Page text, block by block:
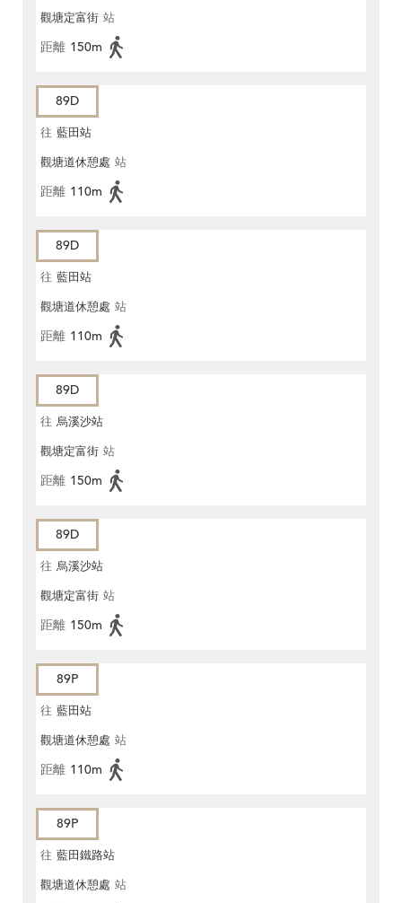
觀塘定富街 站
距離 150m
89D
往 藍田站
觀塘道休憩處 站
距離 110m
89D
往 藍田站
觀塘道休憩處 站
距離 110m
89D
往 烏溪沙站
觀塘定富街 站
距離 150m
89D
往 烏溪沙站
觀塘定富街 站
距離 150m
89P
往 藍田站
觀塘道休憩處 站
距離 110m
89P
往 藍田鐵路站
觀塘道休憩處 站